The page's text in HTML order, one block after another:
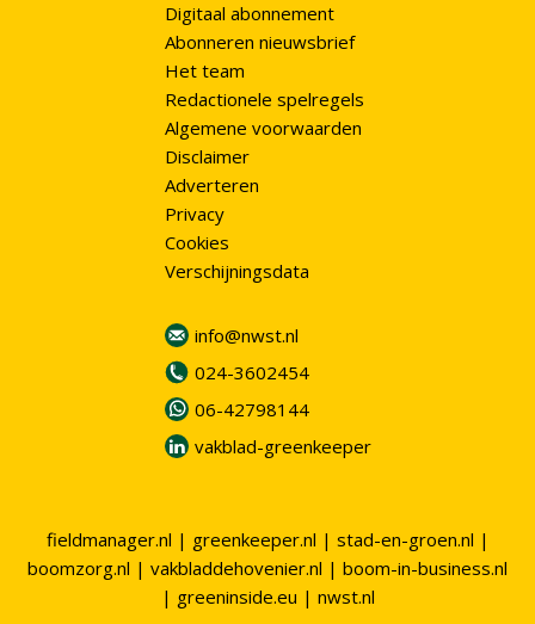
Digitaal abonnement
Abonneren nieuwsbrief
Het team
Redactionele spelregels
Algemene voorwaarden
Disclaimer
Adverteren
Privacy
Cookies
Verschijningsdata
info@nwst.nl
024-3602454
06-42798144
vakblad-greenkeeper
fieldmanager.nl | greenkeeper.nl | stad-en-groen.nl |
boomzorg.nl | vakbladdehovenier.nl | boom-in-business.nl
| greeninside.eu | nwst.nl